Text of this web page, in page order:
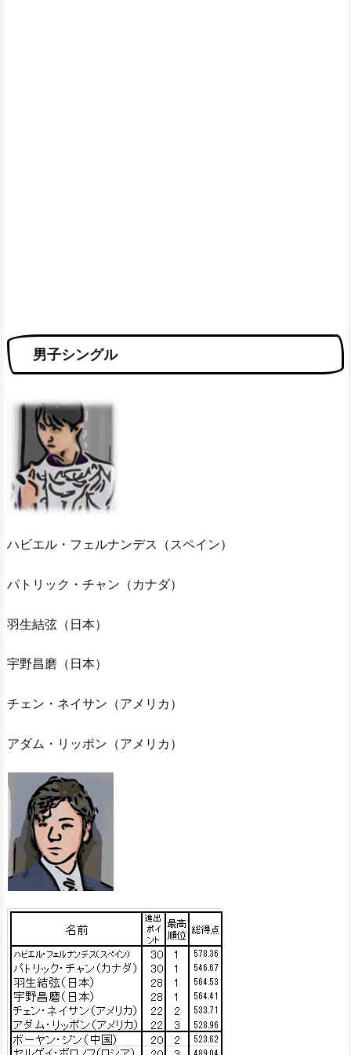
男子シングル
ハビエル・フェルナンデス（スペイン）
パトリック・チャン（カナダ）
羽生結弦（日本）
宇野昌磨（日本）
チェン・ネイサン（アメリカ）
アダム・リッポン（アメリカ）